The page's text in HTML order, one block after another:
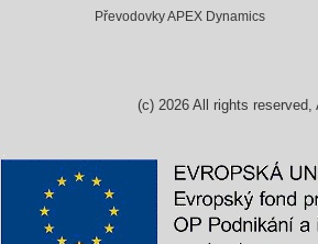
Převodovky APEX Dynamics
(c) 2026All rights reserved,